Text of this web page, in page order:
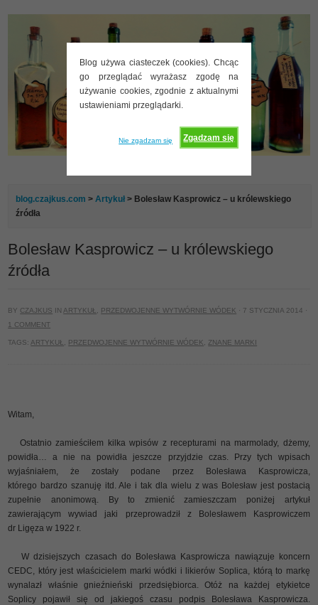
Blog używa ciasteczek (cookies). Chcąc
go przeglądać wyrażasz zgodę na
używanie cookies, zgodnie z aktualnymi
ustawieniami przeglądarki.
Zgadzam się
Nie zgadzam się
blog.czajkus.com > Artykuł > Bolesław Kasprowicz – u królewskiego
źródła
Bolesław Kasprowicz – u królewskiego
źródła
BY CZAJKUS IN ARTYKUŁ PRZEDWOJENNE WYTWÓRNIE WÓDEK · 7 STYCZNIA 2014 ·
1 COMMENT
TAGS: ARTYKUŁ PRZEDWOJENNE WYTWÓRNIE WÓDEK ZNANE MARKI
Witam,
Ostatnio zamieściłem kilka wpisów z recepturami na marmolady, dżemy,
powidła… a nie na powidła jeszcze przyjdzie czas. Przy tych wpisach
wyjaśniałem, że zostały podane przez Bolesława Kasprowicza,
którego bardzo szanuję itd. Ale i tak dla wielu z was Bolesław jest postacią
zupełnie anonimową. By to zmienić zamieszczam poniżej artykuł
zawierającym wywiad jaki przeprowadził z Bolesławem Kasprowiczem
dr Ligęza w 1922 r.
W dzisiejszych czasach do Bolesława Kasprowicza nawiązuje koncern
CEDC, który jest właścicielem marki wódki i likierów Soplica, którą to markę
wynalazł właśnie gnieźnieński przedsiębiorca. Otóż na każdej etykietce
Soplicy pojawił się od jakiegoś czasu podpis Bolesława Kasprowicza.